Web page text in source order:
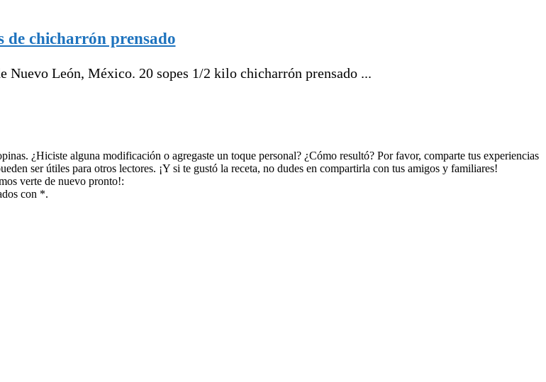
de chicharrón prensado
Nuevo León, México. 20 sopes 1/2 kilo chicharrón prensado ...
¿Hiciste alguna modificación o agregaste un toque personal? ¿Cómo resultó? Por favor, comparte tus experiencias
ser útiles para otros lectores. ¡Y si te gustó la receta, no dudes en compartirla con tus amigos y familiares!
verte de nuevo pronto!:
con *.